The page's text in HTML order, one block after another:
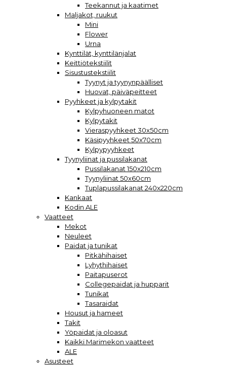
Teekannut ja kaatimet
Maljakot, ruukut
Mini
Flower
Urna
Kynttilät, kynttilänjalat
Keittiötekstiilit
Sisustustekstiilit
Tyynyt ja tyynynpäälliset
Huovat, päiväpeitteet
Pyyhkeet ja kylpytakit
Kylpyhuoneen matot
Kylpytakit
Vieraspyyhkeet 30x50cm
Käsipyyhkeet 50x70cm
Kylpypyyhkeet
Tyynyliinat ja pussilakanat
Pussilakanat 150x210cm
Tyynyliinat 50x60cm
Tuplapussilakanat 240x220cm
Kankaat
Kodin ALE
Vaatteet
Mekot
Neuleet
Paidat ja tunikat
Pitkähihaiset
Lyhythihaiset
Paitapuserot
Collegepaidat ja hupparit
Tunikat
Tasaraidat
Housut ja hameet
Takit
Yöpaidat ja oloasut
Kaikki Marimekon vaatteet
ALE
Asusteet